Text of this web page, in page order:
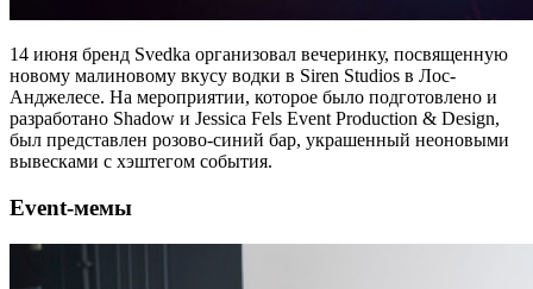
14 июня бренд Svedka организовал вечеринку, посвященную
новому малиновому вкусу водки в Siren Studios в Лос-
Анджелесе. На мероприятии, которое было подготовлено и
разработано Shadow и Jessica Fels Event Production & Design,
был представлен розово-синий бар, украшенный неоновыми
вывесками с хэштегом события.
Event-мемы